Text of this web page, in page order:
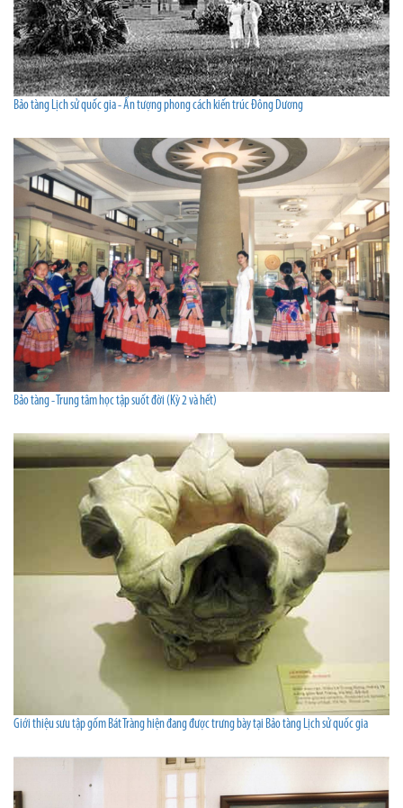
Bảo tàng Lịch sử quốc gia - Ấn tượng phong cách kiến trúc Đông Dương
Bảo tàng - Trung tâm học tập suốt đời (Kỳ 2 và hết)
Giới thiệu sưu tập gốm Bát Tràng hiện đang được trưng bày tại Bảo tàng Lịch sử quốc gia